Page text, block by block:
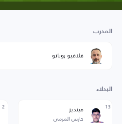
المدرب
فلافيو روباتو
البدلاء
13 مينديز
حارس المرمى
2